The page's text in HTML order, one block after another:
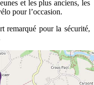
et les plus anciens, les
pour l’occasion.
remarqué pour la sécurité,